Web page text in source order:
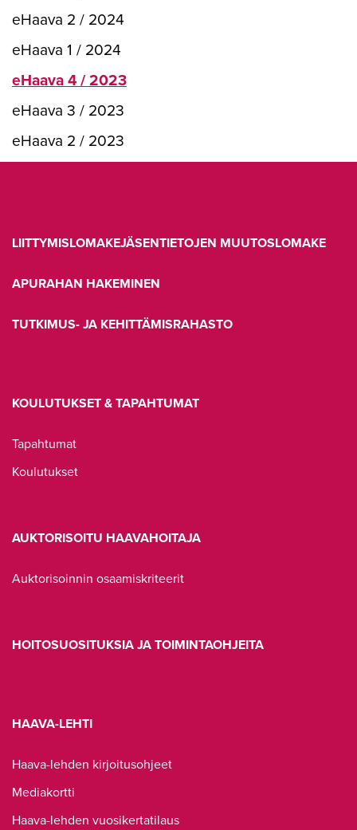
eHaava 2 / 2024
eHaava 1 / 2024
eHaava 4 / 2023
eHaava 3 / 2023
eHaava 2 / 2023
LIITTYMISLOMAKEJÄSENTIETOJEN MUUTOSLOMAKE
APURAHAN HAKEMINEN
TUTKIMUS- JA KEHITTÄMISRAHASTO
KOULUTUKSET & TAPAHTUMAT
Tapahtumat
Koulutukset
AUKTORISOITU HAAVAHOITAJA
Auktorisoinnin osaamiskriteerit
HOITOSUOSITUKSIA JA TOIMINTAOHJEITA
HAAVA-LEHTI
Haava-lehden kirjoitusohjeet
Mediakortti
Haava-lehden vuosikertatilaus